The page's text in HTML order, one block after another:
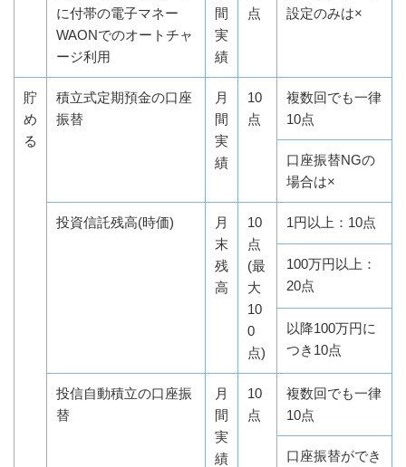
に付帯の電子マネー
WAONでのオートチャ
ージ利用
間
実
績
点
設定のみは×
貯
め
る
積立式定期預金の口座
振替
月
間
実
績
10
点
複数回でも一律
10点
口座振替NGの
場合は×
投資信託残高(時価)
月
末
残
高
10
点
(最
大
10
0
点)
1円以上：10点
100万円以上：
20点
以降100万円に
つき10点
投信自動積立の口座振
替
月
間
実
績
10
点
複数回でも一律
10点
口座振替ができ